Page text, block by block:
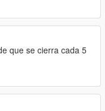
que se cierra cada 5